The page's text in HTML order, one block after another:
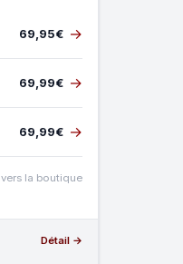
69,95€ →
69,99€ →
69,99€ →
vers la boutique
Détail →